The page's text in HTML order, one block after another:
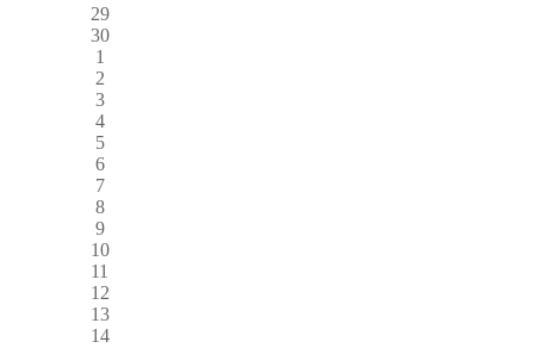
29
30
1
2
3
4
5
6
7
8
9
10
11
12
13
14